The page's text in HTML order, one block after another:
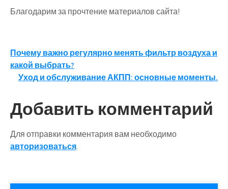
Благодарим за прочтение материалов сайта!
Навигация
по
Почему важно регулярно менять фильтр воздуха и
какой выбрать?
Уход и обслуживание АКПП: основные моменты.
Добавить комментарий
Для отправки комментария вам необходимо
авторизоваться.